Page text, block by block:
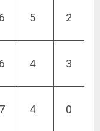
5 2
4 3
4 0